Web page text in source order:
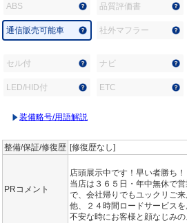
ABS 品質評価書
通信販売可能車 社外マフラー
セル付 ナビ
LED/HID付 ETC
装備略号/用語解説
整備/保証/修復歴 [修復歴なし]
PRコメント
店頭展示中です！早い者勝ち
当店は３６５日・年中無休で
で、会社帰りでもユックリご
他、２４時間ロードサービス
不安な時にお客様と顔なじみ